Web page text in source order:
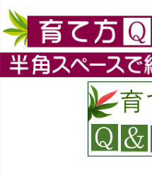
ただいております。
ご注文いただきま
に、観葉植物の状態
ご注文処理をさせて
ーミングスケープ オ
場合は、1点1点、弊
物がお客様の元へお
ただけるように考慮
【ブルーミングス
自社店舗の中で最安
楽しめて長く記憶に
ト」。育てる楽しさ
ーミングスケープは
な商品数を誇る観葉
気な観葉植物にごだ